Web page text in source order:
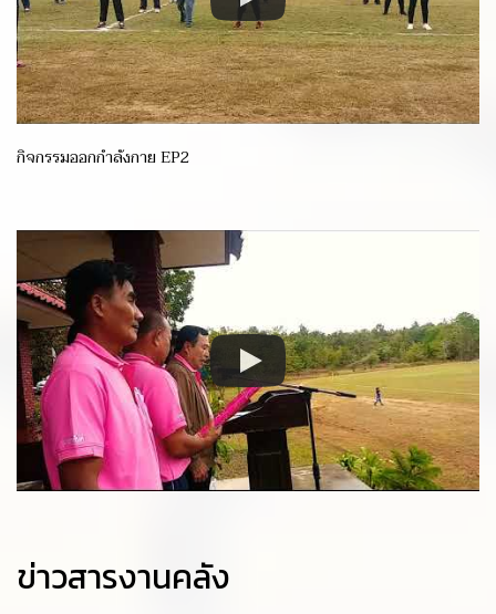
กิจกรรมออกกำลังกาย EP2
ข่าวสารงานคลัง